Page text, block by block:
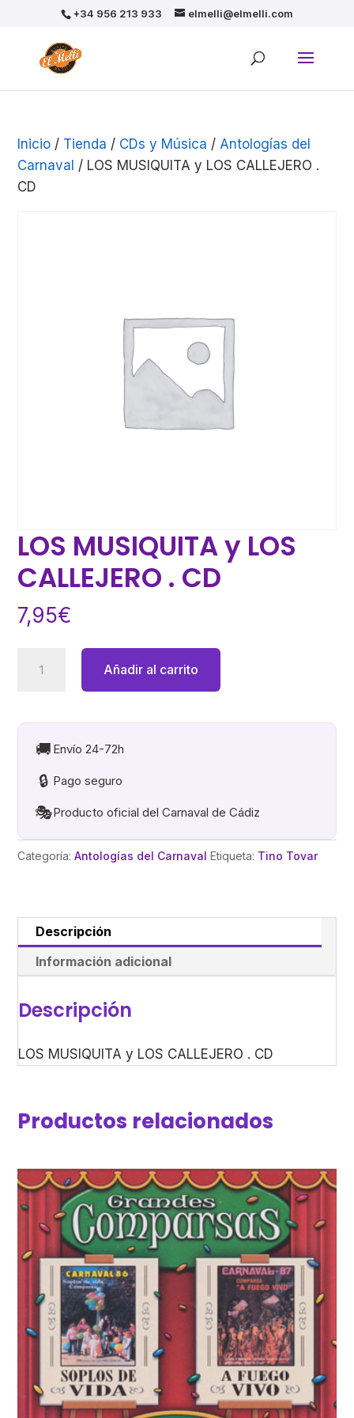
+34 956 213 933 elmelli@elmelli.com
Inicio / Tienda / CDs y Música / Antologías del
Carnaval / LOS MUSIQUITA y LOS CALLEJERO .
CD
LOS MUSIQUITA y LOS
CALLEJERO . CD
7,95€
MUSIQUITA
LOS
CALLEJERO
cantidad
Añadir al carrito
🚚 Envío 24-72h
🔒 Pago seguro
🎭Producto oficial del Carnaval de Cádiz
Categoría:Antologías del Carnaval Etiqueta: Tino Tovar
Descripción
Información adicional
Descripción
LOS MUSIQUITA y LOS CALLEJERO . CD
Productos relacionados